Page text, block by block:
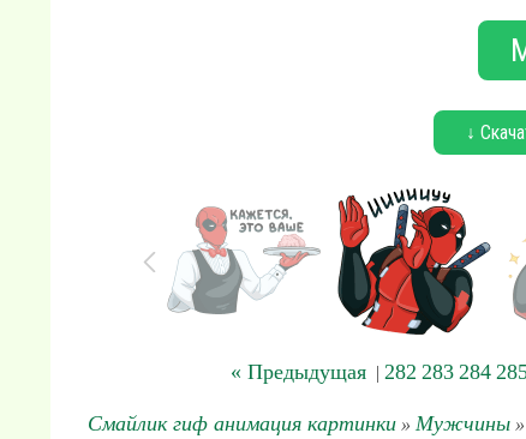
↓
« Предыдущая| 282 283 284
Смайлик гиф анимация картинки » Мужчины